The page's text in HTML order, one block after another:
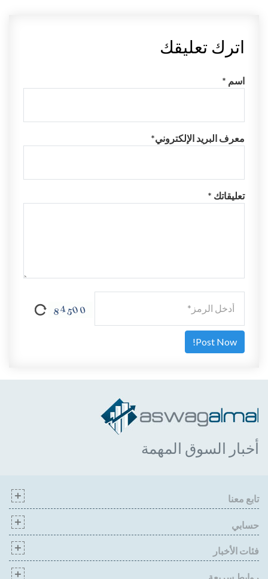
اترك تعليقك
اسم *
معرف البريد الإلكتروني*
تعليقاتك *
أخبار السوق المهمة
تابع معنا
حسابي
فئات الأخبار